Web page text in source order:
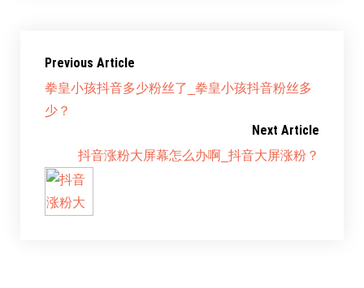
Previous Article
拳皇小孩抖音多少粉丝了_拳皇小孩抖音粉丝多
少？
Next Article
抖音涨粉大屏幕怎么办啊_抖音大屏涨粉？